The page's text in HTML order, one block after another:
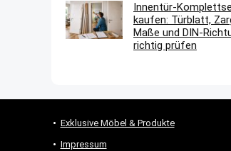
Innentür-
kaufen: Türblatt,
Maße und DIN-
richtig prüfen
Exklusive Möbel & Produkte
Impressum